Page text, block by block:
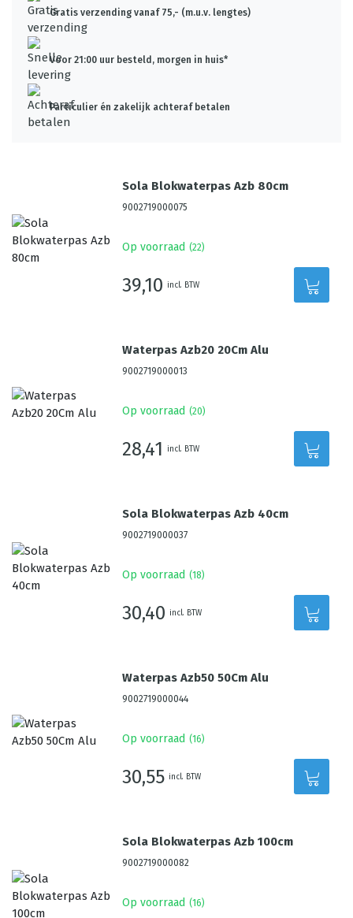
Gratis verzending vanaf 75,- (m.u.v. lengtes)
Voor 21:00 uur besteld, morgen in huis*
Particulier én zakelijk achteraf betalen
Sola Blokwaterpas Azb 80cm
9002719000075
Op voorraad (22)
39,10 incl. BTW
Waterpas Azb20 20Cm Alu
9002719000013
Op voorraad (20)
28,41 incl. BTW
Sola Blokwaterpas Azb 40cm
9002719000037
Op voorraad (18)
30,40 incl. BTW
Waterpas Azb50 50Cm Alu
9002719000044
Op voorraad (16)
30,55 incl. BTW
Sola Blokwaterpas Azb 100cm
9002719000082
Op voorraad (16)